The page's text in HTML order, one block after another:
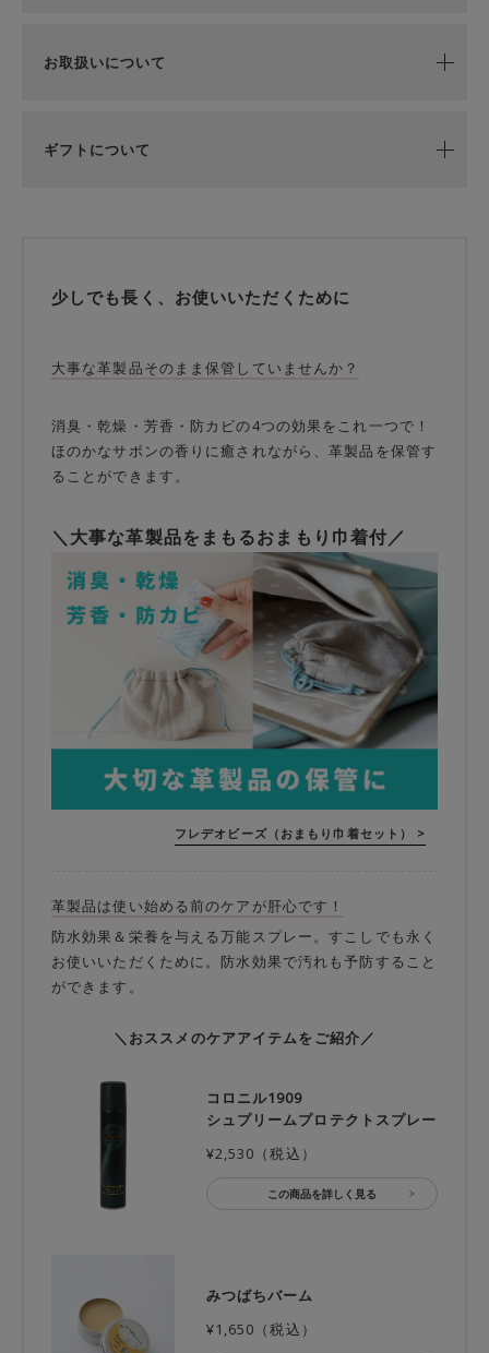
お取扱いについて
ギフトについて
少しでも長く、お使いいただくために
大事な革製品そのまま保管していませんか？
消臭・乾燥・芳香・防カビの4つの効果をこれ一つで！
ほのかなサボンの香りに癒されながら、革製品を保管す
ることができます。
＼大事な革製品をまもるおまもり巾着付／
フレデオビーズ（おまもり巾着セット） >
革製品は使い始める前のケアが肝心です！
防水効果＆栄養を与える万能スプレー。すこしでも永く
お使いいただくために。防水効果で汚れも予防すること
ができます。
＼おススメのケアアイテムをご紹介／
コロニル1909
シュプリームプロテクトスプレー
¥2,530（税込）
この商品を詳しく見る
みつばちバーム
¥1,650（税込）